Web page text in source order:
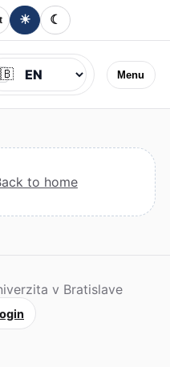
☀ ☾
Menu
Jazyk
to home
v Bratislave